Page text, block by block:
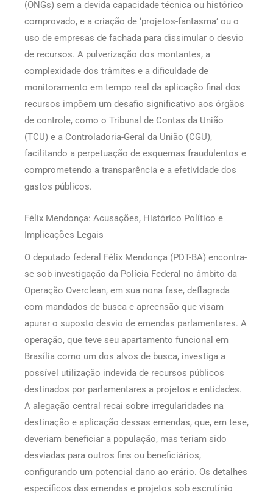
(ONGs) sem a devida capacidade técnica ou histórico
comprovado, e a criação de ‘projetos-fantasma’ ou o
uso de empresas de fachada para dissimular o desvio
de recursos. A pulverização dos montantes, a
complexidade dos trâmites e a dificuldade de
monitoramento em tempo real da aplicação final dos
recursos impõem um desafio significativo aos órgãos
de controle, como o Tribunal de Contas da União
(TCU) e a Controladoria-Geral da União (CGU),
facilitando a perpetuação de esquemas fraudulentos e
comprometendo a transparência e a efetividade dos
gastos públicos.
Félix Mendonça: Acusações, Histórico Político e
Implicações Legais
O deputado federal Félix Mendonça (PDT-BA) encontra-
se sob investigação da Polícia Federal no âmbito da
Operação Overclean, em sua nona fase, deflagrada
com mandados de busca e apreensão que visam
apurar o suposto desvio de emendas parlamentares. A
operação, que teve seu apartamento funcional em
Brasília como um dos alvos de busca, investiga a
possível utilização indevida de recursos públicos
destinados por parlamentares a projetos e entidades.
A alegação central recai sobre irregularidades na
destinação e aplicação dessas emendas, que, em tese,
deveriam beneficiar a população, mas teriam sido
desviadas para outros fins ou beneficiários,
configurando um potencial dano ao erário. Os detalhes
específicos das emendas e projetos sob escrutínio